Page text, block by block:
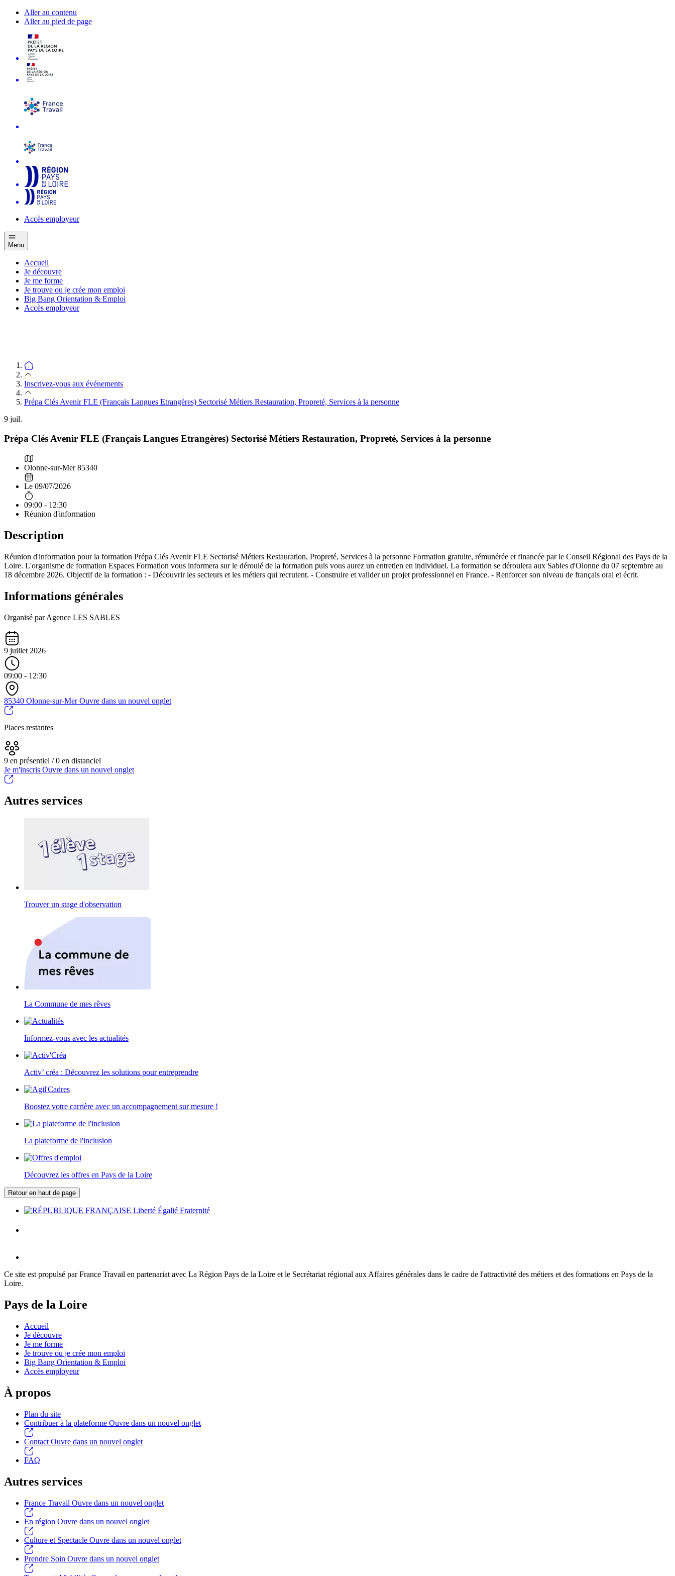
Aller au contenu
Aller au pied de page
Accès employeur
Menu
Accueil
Je découvre
Je me forme
Je trouve ou je crée mon emploi
Big Bang Orientation & Emploi
Accès employeur
Inscrivez-vous aux événements
Prépa Clés Avenir FLE (Français Langues Etrangères) Sectorisé Métiers Restauration, Propreté, Services à la personne
9 juil.
Prépa Clés Avenir FLE (Français Langues Etrangères) Sectorisé Métiers Restauration, Propreté, Services à la personne
Olonne-sur-Mer 85340
Le 09/07/2026
09:00 - 12:30
Réunion d'information
Description
Réunion d'information pour la formation Prépa Clés Avenir FLE Sectorisé Métiers Restauration, Propreté, Services à la personne Formation gratuite, rémunérée et financée par le Conseil Régional des Pays de la
Loire. L'organisme de formation Espaces Formation vous informera sur le déroulé de la formation puis vous aurez un entretien en individuel. La formation se déroulera aux Sables d'Olonne du 07 septembre au
18 décembre 2026. Objectif de la formation : - Découvrir les secteurs et les métiers qui recrutent. - Construire et valider un projet professionnel en France. - Renforcer son niveau de français oral et écrit.
Informations générales
Organisé par Agence LES SABLES
9 juillet 2026
09:00 - 12:30
85340 Olonne-sur-MerOuvre dans un nouvel onglet
Places restantes
9 en présentiel / 0 en distanciel
Je m'inscris Ouvre dans un nouvel onglet
Autres services
Trouver un stage d'observation
La Commune de mes rêves
Informez-vous avec les actualités
Activ’ créa : Découvrez les solutions pour entreprendre
Boostez votre carrière avec un accompagnement sur mesure !
La plateforme de l'inclusion
Découvrez les offres en Pays de la Loire
Retour en haut de page
Ce site est propulsé par France Travail en partenariat avec La Région Pays de la Loire et le Secrétariat régional aux Affaires générales dans le cadre de l'attractivité des métiers et des formations en Pays de la
Loire.
Pays de la Loire
Accueil
Je découvre
Je me forme
Je trouve ou je crée mon emploi
Big Bang Orientation & Emploi
Accès employeur
À propos
Plan du site
Contribuer à la plateforme Ouvre dans un nouvel onglet
Contact Ouvre dans un nouvel onglet
FAQ
Autres services
France Travail Ouvre dans un nouvel onglet
En région Ouvre dans un nouvel onglet
Culture et Spectacle Ouvre dans un nouvel onglet
Prendre Soin Ouvre dans un nouvel onglet